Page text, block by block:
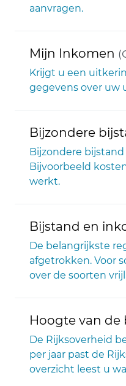
aanvragen.
Mijn Inkomen
Krijgt u een
gegevens over uw
Bijzondere
Bijzondere
Bijvoorbeeld
werkt.
Bijstand en
De belangrijkste
afgetrokken. Voor
over de soorten
Hoogte van
De Rijksoverheid
per jaar past de
overzicht leest u